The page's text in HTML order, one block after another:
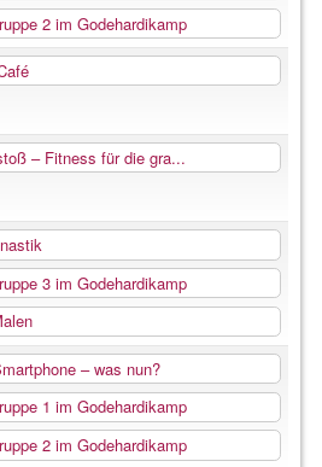
2 im Godehardikamp
– Fitness für die gra...
3 im Godehardikamp
– was nun?
1 im Godehardikamp
2 im Godehardikamp